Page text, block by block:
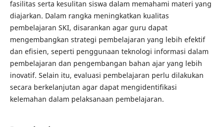
fasilitas serta kesulitan siswa dalam memahami materi yang
diajarkan. Dalam rangka meningkatkan kualitas
pembelajaran SKI, disarankan agar guru dapat
mengembangkan strategi pembelajaran yang lebih efektif
dan efisien, seperti penggunaan teknologi informasi dalam
pembelajaran dan pengembangan bahan ajar yang lebih
inovatif. Selain itu, evaluasi pembelajaran perlu dilakukan
secara berkelanjutan agar dapat mengidentifikasi
kelemahan dalam pelaksanaan pembelajaran.